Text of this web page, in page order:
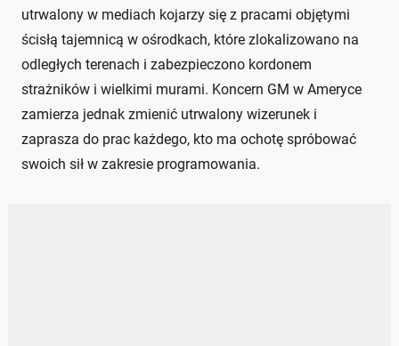
utrwalony w mediach kojarzy się z pracami objętymi
ścisłą tajemnicą w ośrodkach, które zlokalizowano na
odległych terenach i zabezpieczono kordonem
strażników i wielkimi murami. Koncern GM w Ameryce
zamierza jednak zmienić utrwalony wizerunek i
zaprasza do prac każdego, kto ma ochotę spróbować
swoich sił w zakresie programowania.